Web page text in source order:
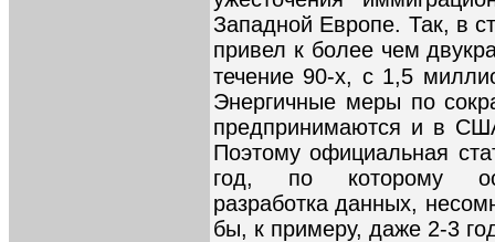
Западной Европе. Так, в
привел к более чем
течение 90-х, с 1,5
Энергичные меры по
предпринимаются и в
Поэтому официальная
год, по которому
разработка данных,
бы, к примеру, даже 2-3